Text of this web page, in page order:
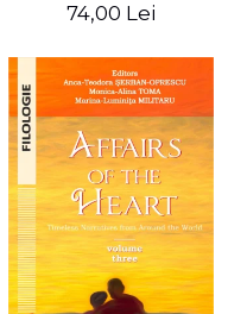
practic/Conversation
Bilingual Romanian-English
guide with practical
vocabulary
74,00 Lei